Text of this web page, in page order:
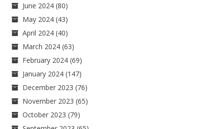
June 2024 (80)
May 2024 (43)
April 2024 (40)
March 2024 (63)
February 2024 (69)
January 2024 (147)
December 2023 (76)
November 2023 (65)
October 2023 (79)